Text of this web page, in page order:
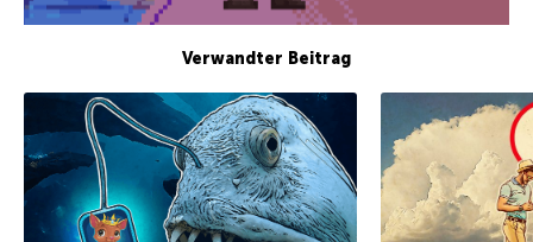
Verwandter Beitrag